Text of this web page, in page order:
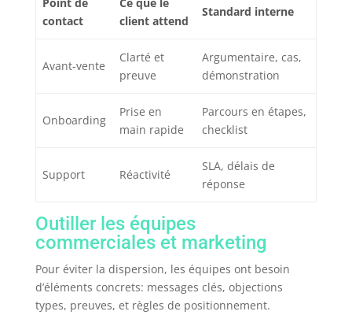
Point de
contact
Ce que le
client attend
Standard interne
Avant-vente
Clarté et
preuve
Argumentaire, cas,
démonstration
Onboarding
Prise en
main rapide
Parcours en étapes,
checklist
Support Réactivité
SLA, délais de
réponse
Outiller les équipes
commerciales et marketing
Pour éviter la dispersion, les équipes ont besoin
d’éléments concrets: messages clés, objections
types, preuves, et règles de positionnement.